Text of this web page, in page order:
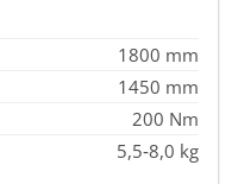
1800 mm
1450 mm
200 Nm
5,5‑8,0 kg